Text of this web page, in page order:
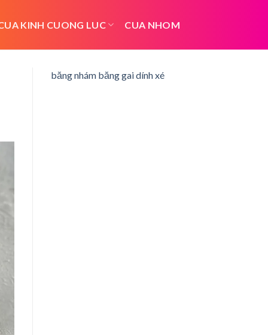
KINH CUONG LUC CUA NHOM
băng nhám băng gai dính xé